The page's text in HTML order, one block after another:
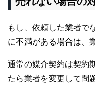
もし、依頼した業者で
に不満がある場合は、
通常の媒介契約は契約
たら業者を変更 して問